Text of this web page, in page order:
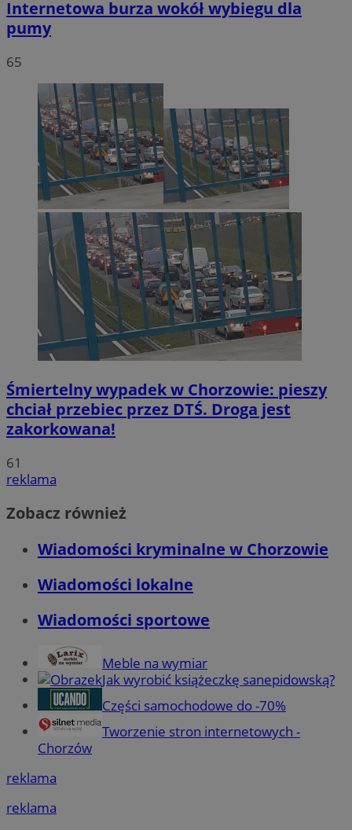
Internetowa burza wokół wybiegu dla
pumy
65
Śmiertelny wypadek w Chorzowie: pieszy
chciał przebiec przez DTŚ. Droga jest
zakorkowana!
61
reklama
Zobacz również
Wiadomości kryminalne w Chorzowie
Wiadomości lokalne
Wiadomości sportowe
Meble na wymiar
Jak wyrobić książeczkę sanepidowską?
Części samochodowe do -70%
Tworzenie stron internetowych -
Chorzów
reklama
reklama